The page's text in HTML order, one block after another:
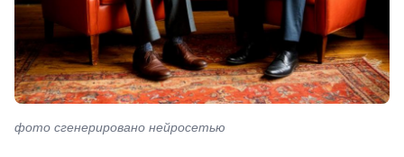
фото сгенерировано нейросетью